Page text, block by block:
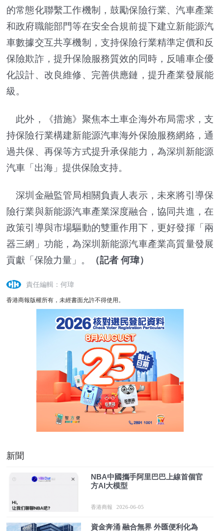
的常態化聯繫工作機制，鼓勵保險行業、汽車產業
和政府職能部門等在安全合規前提下建立新能源汽
車數據交互共享機制，支持保險行業精準定價和反
保險欺詐，提升保險服務質效的同時，反哺車企優
化設計、改良維修、完善供應鏈，提升產業發展能
級。
此外，《措施》聚焦本土車企海外布局需求，支
持保險行業構建新能源汽車海外保險服務網絡，通
過共保、再保等方式提升承保能力，為深圳新能源
汽車「出海」提供保險支持。
深圳金融監管局相關負責人表示，未來將引導保
險行業與新能源汽車產業深度融合，協同共進，在
政策引導與市場驅動的雙重作用下，更好發揮「兩
器三網」功能，為深圳新能源汽車產業高質量發展
貢獻「保險力量」。
（記者 何瑋）
責任編輯：何瑋
香港商報版權所有，未經書面允許不得使用。
新聞
NBA中國攜手阿里巴巴上線首個官
方AI大模型
香港商報 2026-06-05
資金奔涌 融合無界 外匯便利化為